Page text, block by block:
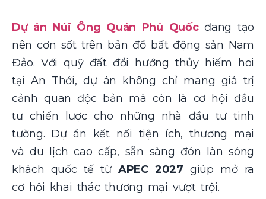
Dự án Núi Ông Quán Phú Quốcđang tạo
nên cơn sốt trên bản đồ bất động sản Nam
Đảo. Với quỹ đất đồi hướng thủy hiếm hoi
tại An Thới, dự án không chỉ mang giá trị
cảnh quan độc bản mà còn là cơ hội đầu
tư chiến lược cho những nhà đầu tư tinh
tường. Dự án kết nối tiện ích, thương mại
và du lịch cao cấp, sẵn sàng đón làn sóng
khách quốc tế từ APEC 2027 giúp mở ra
cơ hội khai thác thương mại vượt trội.